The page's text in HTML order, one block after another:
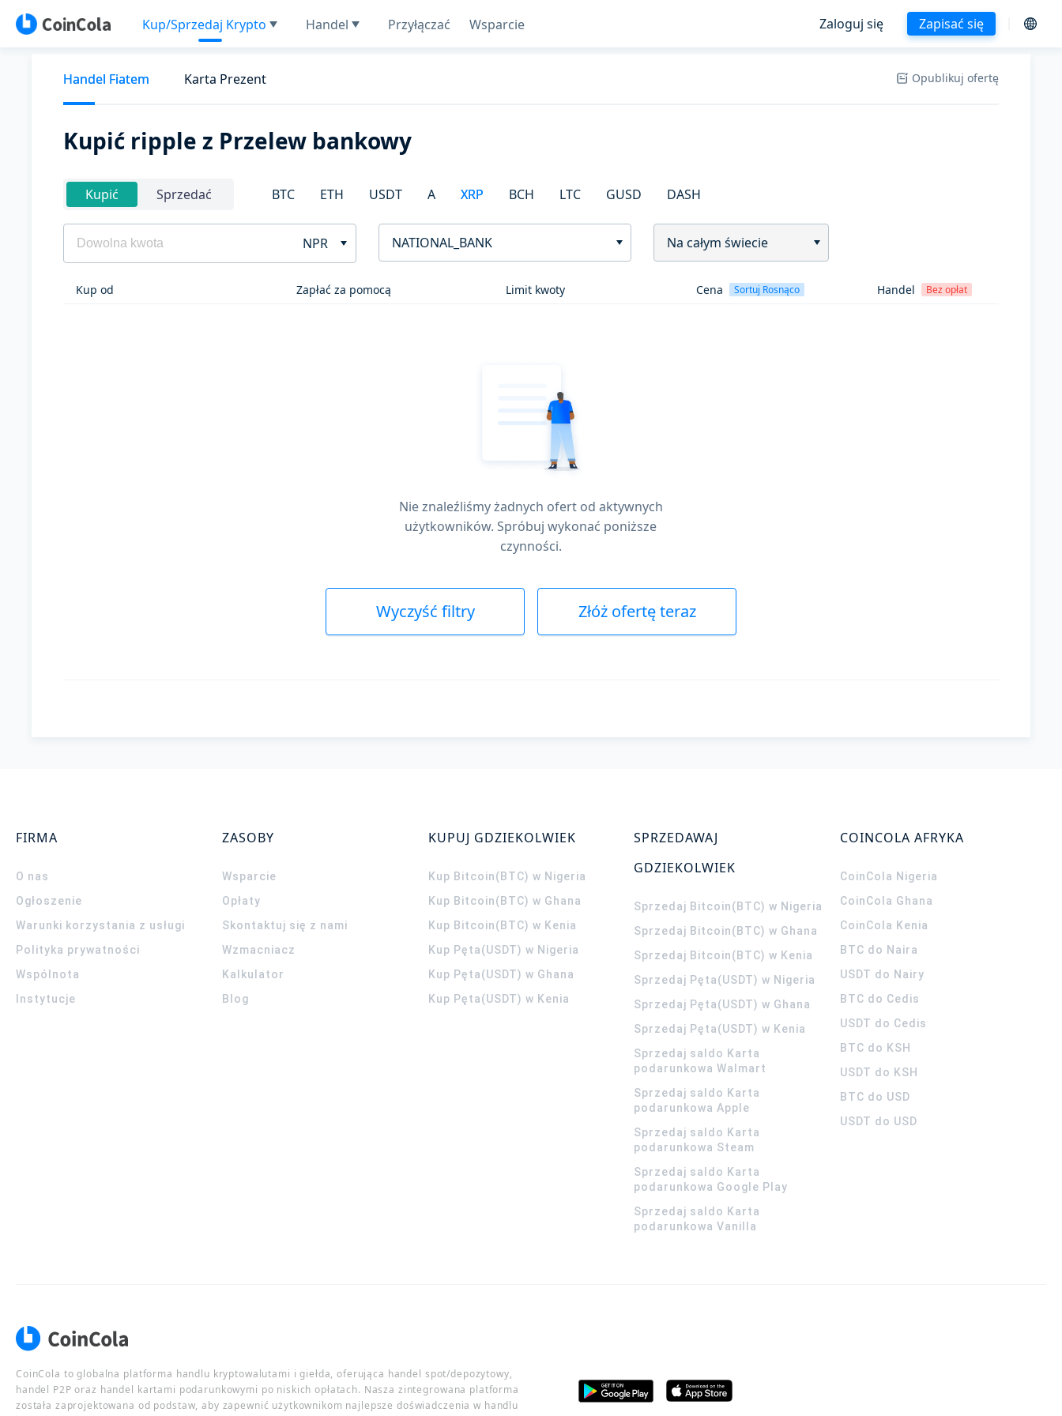
Kup/Sprzedaj Krypto Handel Przyłączać Wsparcie Zaloguj się Zapisać się
Handel Fiatem Karta Prezent Opublikuj ofertę
Kupić ripple z Przelew bankowy
Kupić Sprzedać BTC ETH USDT A XRP BCH LTC GUSD DASH
NPR NATIONAL_BANK Na całym świecie
Kup od Zapłać za pomocą Limit kwoty Cena Sortuj Rosnąco Handel Bez opłat
Nie znaleźliśmy żadnych ofert od aktywnych
użytkowników. Spróbuj wykonać poniższe
czynności.
Wyczyść filtry Złóż ofertę teraz
FIRMA
O nas
Ogłoszenie
Warunki korzystania z usługi
Polityka prywatności
Wspólnota
Instytucje
ZASOBY
Wsparcie
Opłaty
Skontaktuj się z nami
Wzmacniacz
Kalkulator
Blog
KUPUJ GDZIEKOLWIEK
Kup Bitcoin(BTC) w Nigeria
Kup Bitcoin(BTC) w Ghana
Kup Bitcoin(BTC) w Kenia
Kup Pęta(USDT) w Nigeria
Kup Pęta(USDT) w Ghana
Kup Pęta(USDT) w Kenia
SPRZEDAWAJ
GDZIEKOLWIEK
Sprzedaj Bitcoin(BTC) w Nigeria
Sprzedaj Bitcoin(BTC) w Ghana
Sprzedaj Bitcoin(BTC) w Kenia
Sprzedaj Pęta(USDT) w Nigeria
Sprzedaj Pęta(USDT) w Ghana
Sprzedaj Pęta(USDT) w Kenia
Sprzedaj saldo Karta
podarunkowa Walmart
Sprzedaj saldo Karta
podarunkowa Apple
Sprzedaj saldo Karta
podarunkowa Steam
Sprzedaj saldo Karta
podarunkowa Google Play
Sprzedaj saldo Karta
podarunkowa Vanilla
COINCOLA AFRYKA
CoinCola Nigeria
CoinCola Ghana
CoinCola Kenia
BTC do Naira
USDT do Nairy
BTC do Cedis
USDT do Cedis
BTC do KSH
USDT do KSH
BTC do USD
USDT do USD
CoinCola to globalna platforma handlu kryptowalutami i giełda, oferująca handel spot/depozytowy,
handel P2P oraz handel kartami podarunkowymi po niskich opłatach. Nasza zintegrowana platforma
została zaprojektowana od podstaw, aby zapewnić użytkownikom najlepsze doświadczenia w handlu